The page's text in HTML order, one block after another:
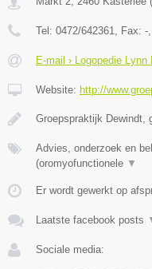
Tel: 0472/642361, Fax: -
E-mail › Logopedie Lynn
Website: http://
Groepspraktijk Dewindt,
Advies, onderzoek en
(oromyofunctionele ▼
Er wordt gewerkt op
Laatste facebook posts
Sociale media: